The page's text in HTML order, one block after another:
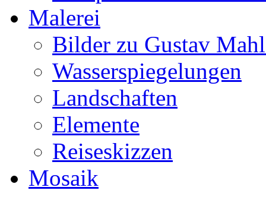
Malerei
Bilder zu Gustav
Wasserspiegelungen
Landschaften
Elemente
Reiseskizzen
Mosaik